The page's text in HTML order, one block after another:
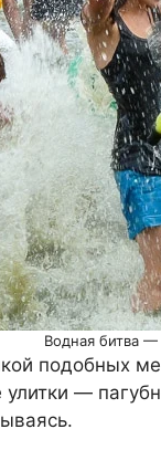
Водная битва
подобных
—